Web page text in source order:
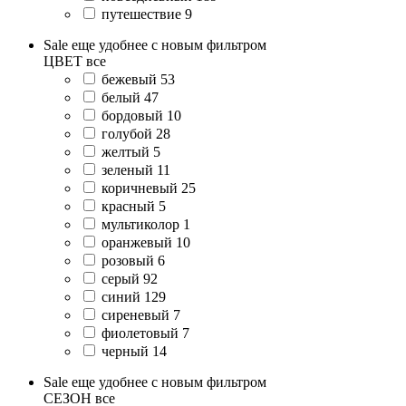
путешествие 9
Sale еще удобнее с новым фильтром
ЦВЕТ все
бежевый 53
белый 47
бордовый 10
голубой 28
желтый 5
зеленый 11
коричневый 25
красный 5
мультиколор 1
оранжевый 10
розовый 6
серый 92
синий 129
сиреневый 7
фиолетовый 7
черный 14
Sale еще удобнее с новым фильтром
СЕЗОН все